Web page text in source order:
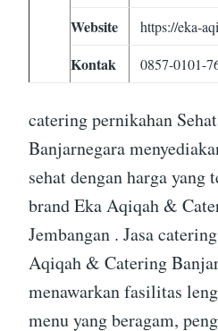
Website
https://eka-
Kontak 0857-0101-
catering pernikahan
Banjarnegara
sehat dengan harga yang
brand Eka Aqiqah &
Jembangan . Jasa
Aqiqah & Catering
menawarkan fasilitas
menu yang beragam,